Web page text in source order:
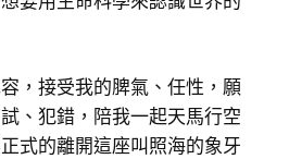
，接受我的脾氣、任性，願
、犯錯，陪我一起天馬行空
式的離開這座叫照海的象牙